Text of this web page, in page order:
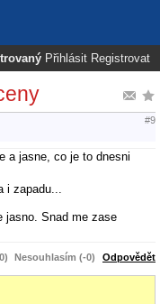
Přihlásit Registrovat
#9
a jasne, co je to dnesni
zapadu...
jasno. Snad me zase
Nesouhlasím (-0) Odpovědět